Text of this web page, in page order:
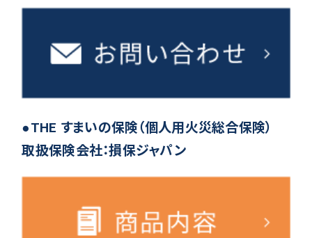
●THE すまいの保険（個人用火災総合保険）
取扱保険会社：損保ジャパン